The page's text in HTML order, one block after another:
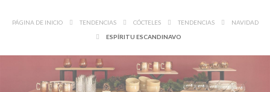
PÁGINA DE INICIO TENDENCIAS CÓCTELES TENDENCIAS
NAVIDAD
ESPÍRITU ESCANDINAVO